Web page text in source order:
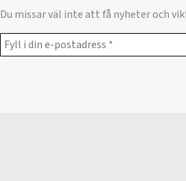
Du missar väl inte att få nyheter och